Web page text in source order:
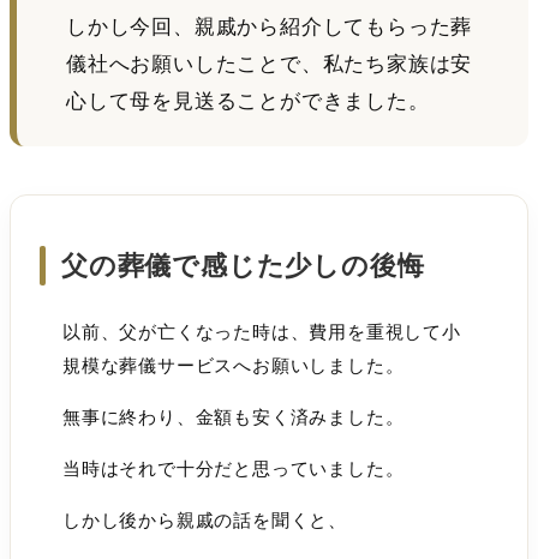
しかし今回、親戚から紹介してもらった葬
儀社へお願いしたことで、私たち家族は安
心して母を見送ることができました。
父の葬儀で感じた少しの後悔
以前、父が亡くなった時は、費用を重視して小
規模な葬儀サービスへお願いしました。
無事に終わり、金額も安く済みました。
当時はそれで十分だと思っていました。
しかし後から親戚の話を聞くと、